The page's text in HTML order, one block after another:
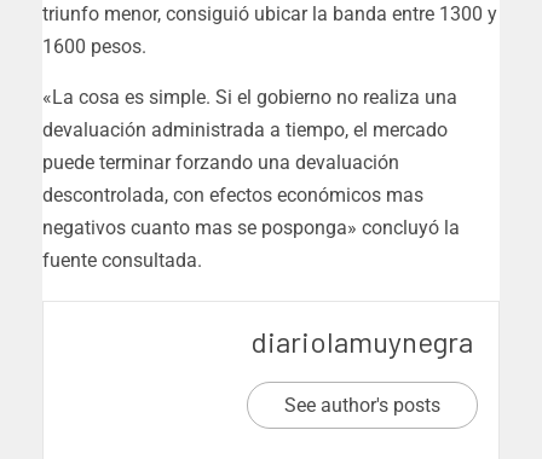
triunfo menor, consiguió ubicar la banda entre 1300 y
1600 pesos.
«La cosa es simple. Si el gobierno no realiza una
devaluación administrada a tiempo, el mercado
puede terminar forzando una devaluación
descontrolada, con efectos económicos mas
negativos cuanto mas se posponga» concluyó la
fuente consultada.
diariolamuynegra
See author's posts